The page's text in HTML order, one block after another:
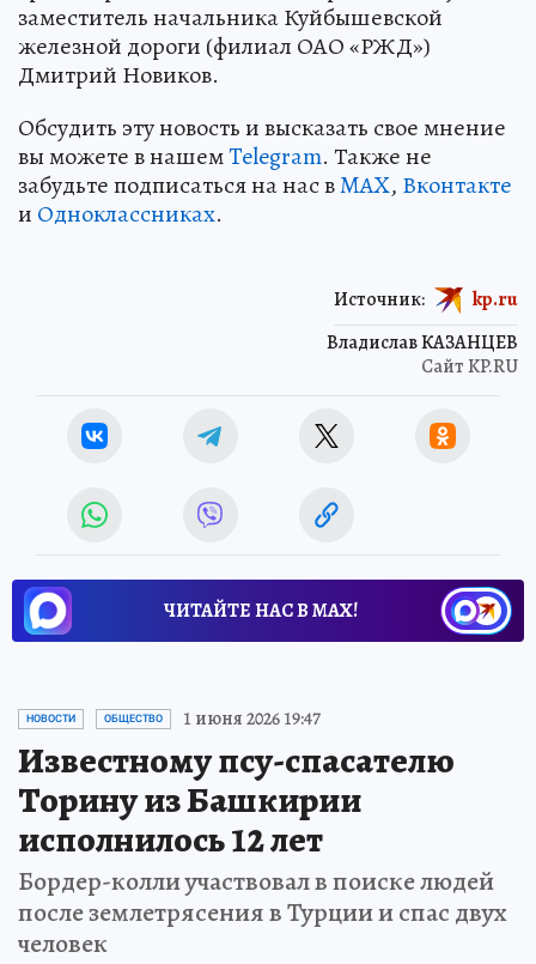
заместитель начальника Куйбышевской
железной дороги (филиал ОАО «РЖД»)
Дмитрий Новиков.
Обсудить эту новость и высказать свое мнение
вы можете в нашемTelegram. Также не
забудьте подписаться на нас вMAX, Вконтакте
и Одноклассниках.
Владислав КАЗАНЦЕВ
Сайт KP.RU
Источник: kp.ru
ЧИТАЙТЕ НАС В МАХ!
НОВОСТИ ОБЩЕСТВО 1 июня 2026 19:47
Известному псу-спасателю
Торину из Башкирии
исполнилось 12 лет
Бордер-колли участвовал в поиске людей
после землетрясения в Турции и спас двух
человек